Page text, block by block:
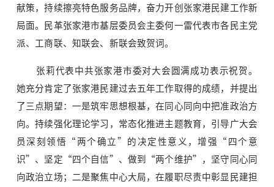
献策，持续擦亮特色服务品牌，奋力开创张家港民建工作新
局面。民革张家港市基层委员会主委何一雷代表市各民主党
派、工商联、知联会、新联会致贺词。
张莉代表中共张家港市委对大会圆满成功表示祝贺。
她充分肯定了张家港民建过去五年工作取得的成绩，并提出
了三点期望：一是筑牢思想根基，在同心同向中把准政治方
向。持续强化理论学习，常态化推进主题教育，引导广大会
员深刻领悟“两个确立”的决定性意义，增强“四个意
识”、坚定“四个自信”、做到“两个维护”，坚守同心同
向政治立场；二是聚焦中心大局，在履职尽责中彰显民建担